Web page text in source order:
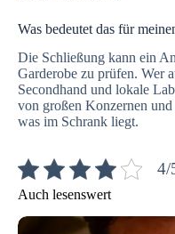
Was bedeutet das für
Die Schließung kann ein
Garderobe zu prüfen. Wer
Secondhand und lokale
von großen Konzernen
was im Schrank liegt.
4/
Auch lesenswert